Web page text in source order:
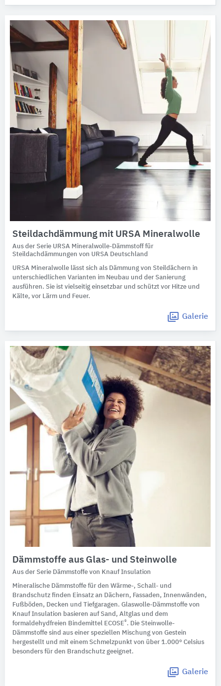
Steildachdämmung mit URSA Mineralwolle
Aus der Serie URSA Mineralwolle-Dämmstoff für
Steildachdämmungen von URSA Deutschland
URSA Mineralwolle lässt sich als Dämmung von Steildächern in
unterschiedlichen Varianten im Neubau und der Sanierung
ausführen. Sie ist vielseitig einsetzbar und schützt vor Hitze und
Kälte, vor Lärm und Feuer.
Galerie
Dämmstoffe aus Glas- und Steinwolle
Aus der Serie Dämmstoffe von Knauf Insulation
Mineralische Dämmstoffe für den Wärme-, Schall- und
Brandschutz finden Einsatz an Dächern, Fassaden, Innenwänden,
Fußböden, Decken und Tiefgaragen. Glaswolle-Dämmstoffe von
Knauf Insulation basieren auf Sand, Altglas und dem
formaldehydfreien Bindemittel ECOSE®. Die Steinwolle-
Dämmstoffe sind aus einer speziellen Mischung von Gestein
hergestellt und mit einem Schmelzpunkt von über 1.000° Celsius
besonders für den Brandschutz geeignet.
Galerie